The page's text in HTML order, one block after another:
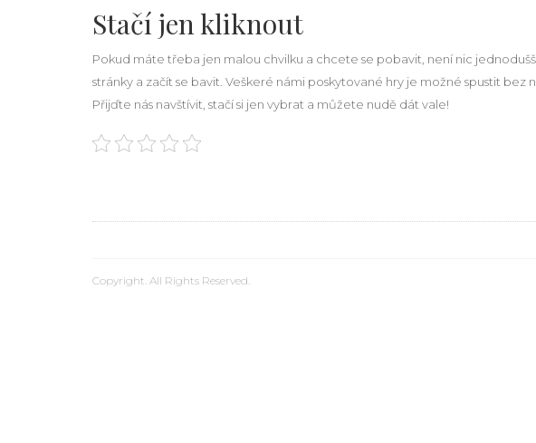
Stačí jen kliknout
Pokud máte třeba jen malou chvilku a chcete se pobavit, není nic
stránky a začít se bavit. Veškeré námi poskytované hry je možné spustit bez
Přijďte nás navštívit, stačí si jen vybrat a můžete nudě dát vale!
Copyright. All Rights Reserved.